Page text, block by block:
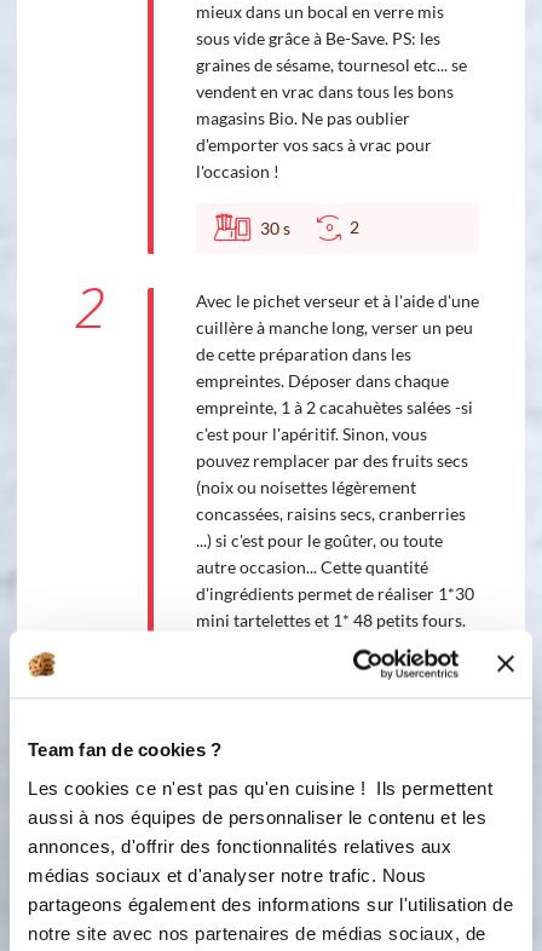
Team fan de cookies ?
Les cookies ce n'est pas qu'en cuisine ! Ils permettent
aussi à nos équipes de personnaliser le contenu et les
annonces, d'offrir des fonctionnalités relatives aux
médias sociaux et d'analyser notre trafic. Nous
partageons également des informations sur l'utilisation de
notre site avec nos partenaires de médias sociaux, de
mieux dans un bocal en verre mis
sous vide grâce à Be-Save. PS: les
graines de sésame, tournesol etc... se
vendent en vrac dans tous les bons
magasins Bio. Ne pas oublier
d'emporter vos sacs à vrac pour
l'occasion !
30s 2
2
Avec le pichet verseur et à l'aide d'une
cuillère à manche long, verser un peu
de cette préparation dans les
empreintes. Déposer dans chaque
empreinte, 1 à 2 cacahuètes salées -si
c'est pour l'apéritif. Sinon, vous
pouvez remplacer par des fruits secs
(noix ou noisettes légèrement
concassées, raisins secs, cranberries
...) si c'est pour le goûter, ou toute
autre occasion... Cette quantité
d'ingrédients permet de réaliser 1*30
mini tartelettes et 1* 48 petits fours.
Mettre au four une dizaine de
minutes. Laisser refroidir une dizaine
service. Si vous avez utilisé le moule
48 petits-fours ou 48 mini-cubes,
après refroidissement, posez votre
toile de cuisson sur votre moule,
posez une plaque alu dessus, pincez
bien le tout et retournez. Cette
technique est à utiliser pour de
nombreux moules Demarle :)